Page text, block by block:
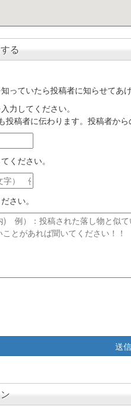
る
っていたら投稿者に知らせてあ
力してください。
投稿者に伝わります。投稿者から
ください。
さい。